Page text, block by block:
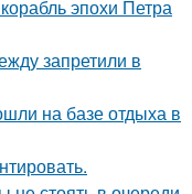
эпохи Петра
запретили в
на базе отдыха в